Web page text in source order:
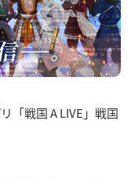
「戦国 A LIVE」戦国